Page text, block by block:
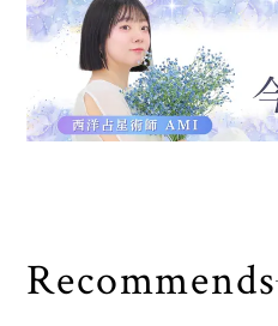
Recommends